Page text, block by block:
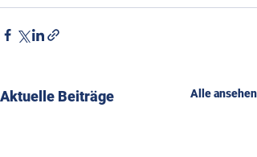
Aktuelle Beiträge Alle ansehen